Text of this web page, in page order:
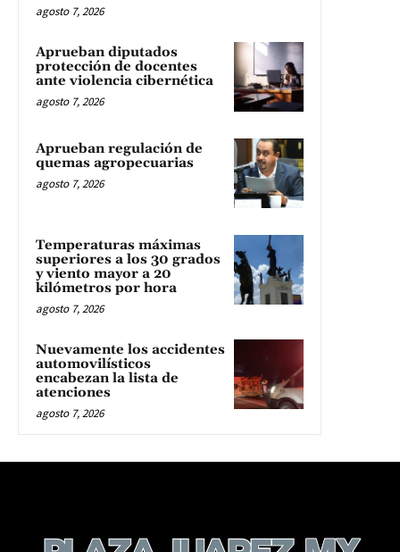
agosto 7, 2026
Aprueban diputados
protección de docentes
ante violencia cibernética
agosto 7, 2026
Aprueban regulación de
quemas agropecuarias
agosto 7, 2026
Temperaturas máximas
superiores a los 30 grados
y viento mayor a 20
kilómetros por hora
agosto 7, 2026
Nuevamente los accidentes
automovilísticos
encabezan la lista de
atenciones
agosto 7, 2026